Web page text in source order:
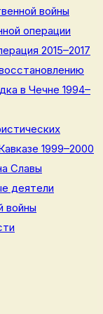
войны
операции
2015–2017
в Чечне 1994–
1999–2000
Славы
деятели
войны